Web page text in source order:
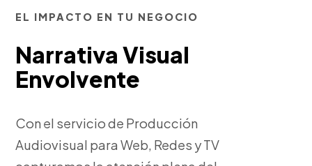
EL IMPACTO EN TU NEGOCIO
Narrativa Visual
Envolvente
Con el servicio de Producción
Audiovisual para Web, Redes y TV